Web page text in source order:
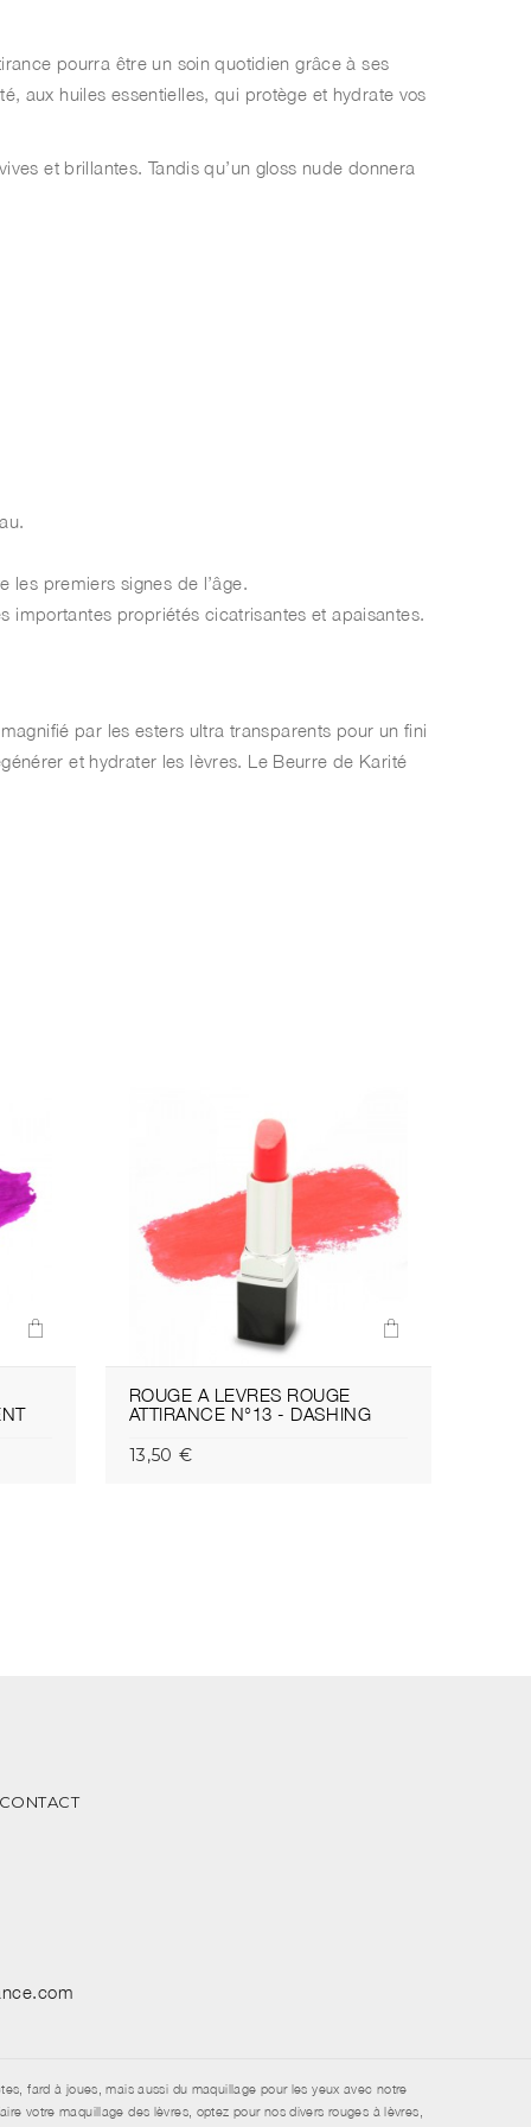
pourra être un soin quotidien grâce à ses
aux huiles essentielles, qui protège et hydrate vos
et brillantes. Tandis qu’un gloss nude donnera
les premiers signes de l’âge.
importantes propriétés cicatrisantes et apaisantes.
par les esters ultra transparents pour un fini
et hydrater les lèvres. Le Beurre de Karité
ROUGE A LEVRES ROUGE
ATTIRANCE N°13 - DASHING
13,50 €
CONTACT
fard à joues, mais aussi du maquillage pour les yeux avec notre
votre maquillage des lèvres, optez pour nos divers rouges à lèvres,